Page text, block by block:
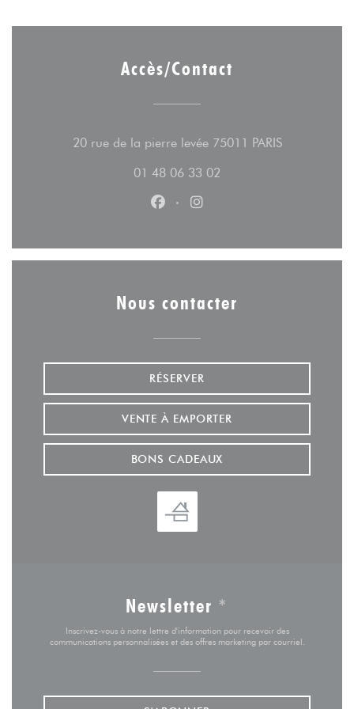
Accès/Contact
20 rue de la pierre levée 75011 PARIS((ouvre une
01 48 06 33 02
Facebook ((ouvre une nouvelle
Instagram ((ouvre une
Nous contacter
RÉSERVER
VENTE À EMPORTER
BONS CADEAUX
Newsletter *
Inscrivez-vous à notre lettre d'information pour recevoir des
communications personnalisées et des offres marketing par courriel.